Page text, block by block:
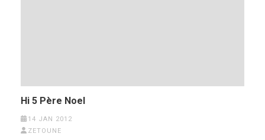
Hi 5 Père Noel
14 JAN 2012
ZETOUNE